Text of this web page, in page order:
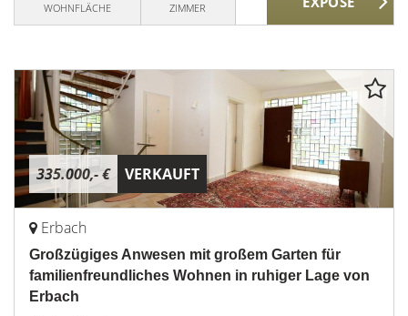
WOHNFLÄCHE
ZIMMER
335.000,- € VERKAUFT
Erbach
Großzügiges Anwesen mit großem Garten für
familienfreundliches Wohnen in ruhiger Lage von
Erbach